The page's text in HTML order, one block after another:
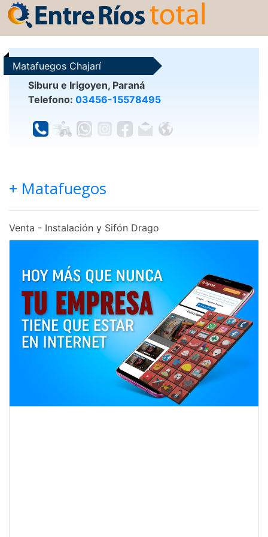
Matafuegos Chajarí
Siburu e Irigoyen, Paraná
Telefono: 03456-15578495
+ Matafuegos
Venta - Instalación y Sifón Drago